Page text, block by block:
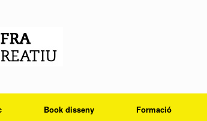
Book disseny Formació